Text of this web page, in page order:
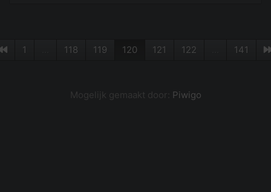
1 118 119 120 121 122 141
Mogelijk gemaakt door: Piwigo